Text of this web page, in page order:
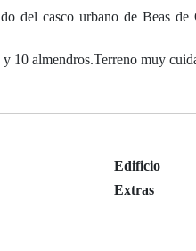
del casco urbano de Beas
10 almendros.Terreno muy
Edificio
Extras